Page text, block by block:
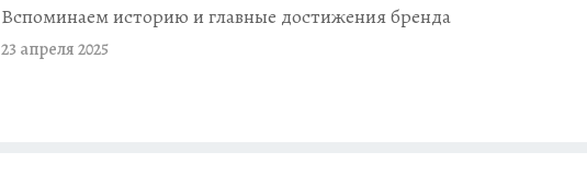
Вспоминаем историю и главные достижения бренда
23 апреля 2025